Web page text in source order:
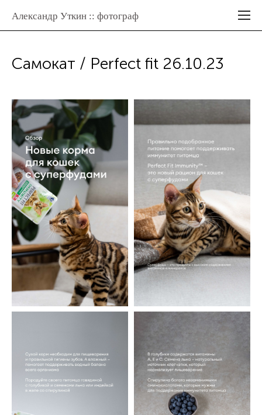
Александр Уткин :: фотограф
Самокат / Perfect fit 26.10.23